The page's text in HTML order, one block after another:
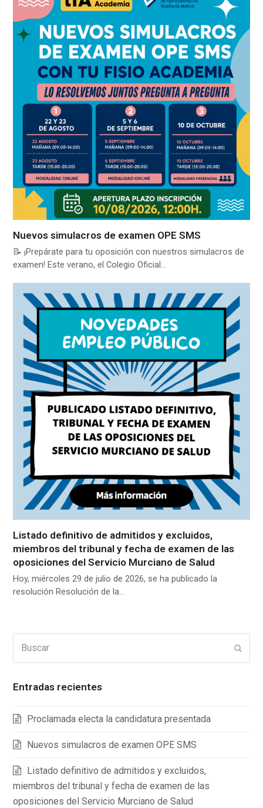
Nuevos simulacros de examen OPE SMS
📝 ¡Prepárate para tu oposición con nuestros simulacros de
examen! Este verano, el Colegio Oficial…
Listado definitivo de admitidos y excluidos,
miembros del tribunal y fecha de examen de las
oposiciones del Servicio Murciano de Salud
Hoy, miércoles 29 de julio de 2026, se ha publicado la
resolución Resolución de la…
Entradas recientes
Proclamada electa la candidatura presentada
Nuevos simulacros de examen OPE SMS
Listado definitivo de admitidos y excluidos,
miembros del tribunal y fecha de examen de las
oposiciones del Servicio Murciano de Salud